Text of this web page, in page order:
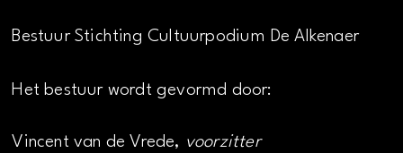
Bestuur Stichting Cultuurpodium De Alkenaer
Het bestuur wordt gevormd door:
Vincent van de Vrede, voorzitter